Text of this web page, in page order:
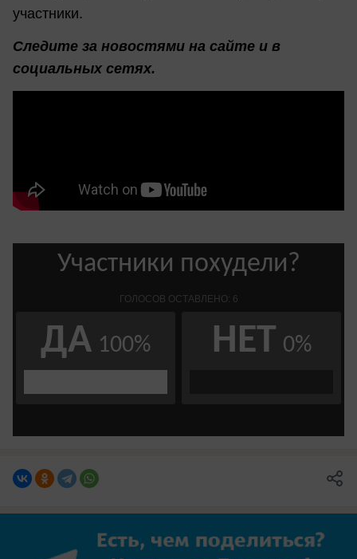
участники.
Следите за новостями на сайте и в
социальных сетях.